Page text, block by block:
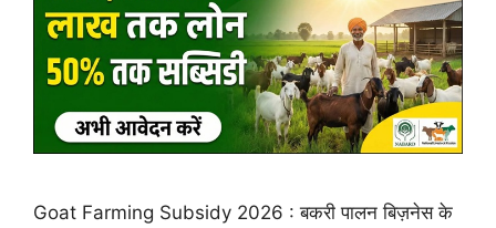
Goat Farming Subsidy 2026 : बकरी पालन बिज़नेस के